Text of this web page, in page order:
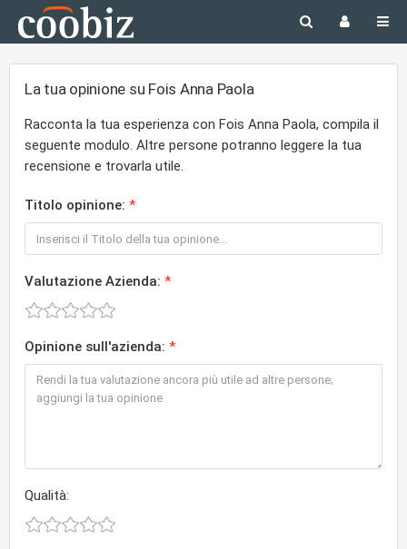
La tua opinione su Fois Anna Paola
Racconta la tua esperienza con Fois Anna Paola, compila il
seguente modulo. Altre persone potranno leggere la tua
recensione e trovarla utile.
Titolo opinione:
Valutazione Azienda:
Opinione sull'azienda:
Qualità: